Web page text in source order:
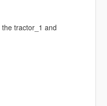
tractor_1 and